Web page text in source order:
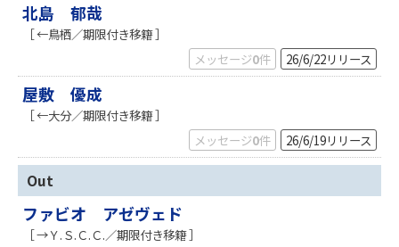
北島 郁哉
［ ←鳥栖／期限付き移籍 ］
メッセージ0件 26/6/22リリース
屋敷 優成
［ ←大分／期限付き移籍 ］
メッセージ0件 26/6/19リリース
Out
ファビオ アゼヴェド
［ →Ｙ.Ｓ.Ｃ.Ｃ.／期限付き移籍 ］